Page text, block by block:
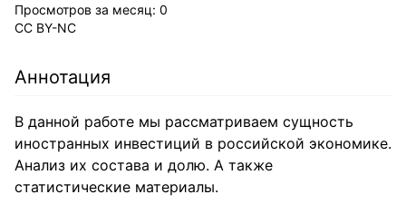
Просмотров за месяц: 0
CC BY-NC
Аннотация
В данной работе мы рассматриваем сущность
иностранных инвестиций в российской экономике.
Анализ их состава и долю. А также
статистические материалы.